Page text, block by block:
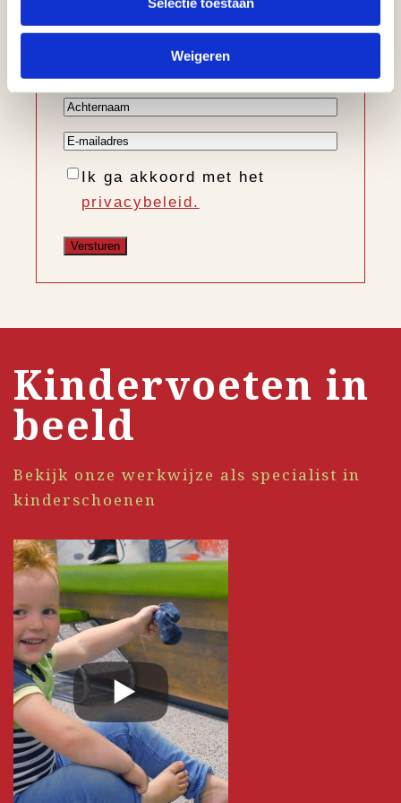
Weigeren
nieuwe collectie, trends en
nieuws
Achternaam
E-
mailadres
Instemming
Ik ga akkoord met het
privacybeleid.
Kindervoeten in
beeld
Bekijk onze werkwijze als specialist in
kinderschoenen